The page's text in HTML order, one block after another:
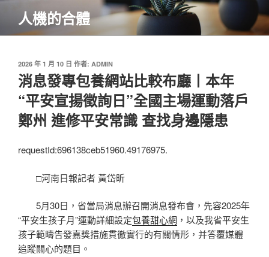
主
人機的合體
發
佈
於
2026 年 1 月 10 日 作者: ADMIN
消息發專包養網站比較布廳丨本年
“平安宣揚徵詢日”全國主場運動落戶
鄭州 進修平安常識 查找身邊隱患
requestId:696138ceb51960.49176975.
□河南日報記者 黃岱昕
5月30日，省當局消息辦召開消息發布會，先容2025年
“平安生孩子月”運動詳細設定包養甜心網 ，以及我省平安生
孩子範疇告發嘉獎措施貫徹實行的有關情形，并答覆媒體
追蹤關心的題目。